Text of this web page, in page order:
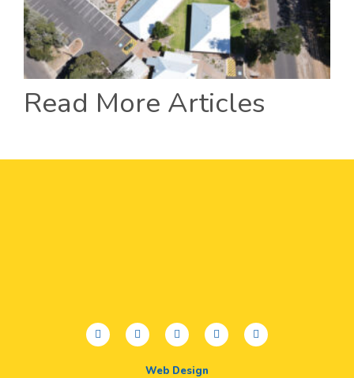
Read More Articles
facebooktwitteryoutubeinstagramlinkedin
Web Design